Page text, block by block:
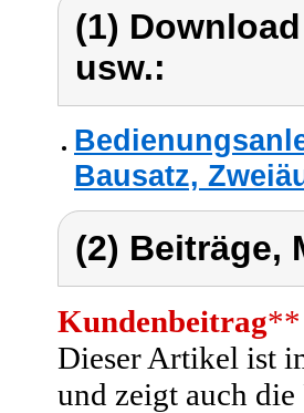
(1)
usw.:
Bausatz,
(2) Beiträge,
Kundenbeitrag**
Dieser Artikel ist
und zeigt auch